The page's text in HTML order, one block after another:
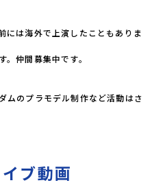
には海外で上演したこともありま
仲間募集中です。
ムのプラモデル制作など活動はさ
ブ動画